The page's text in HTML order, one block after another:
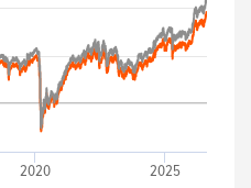
2020 2025